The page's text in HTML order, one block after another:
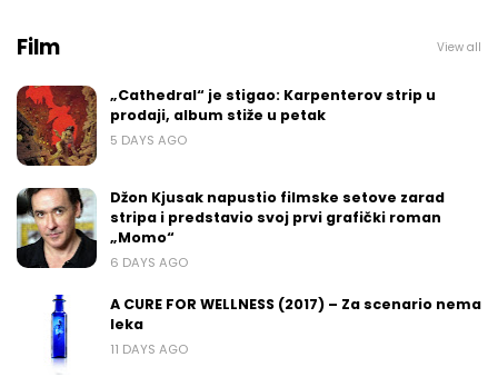
Film View all
„Cathedral“ je stigao: Karpenterov strip u
prodaji, album stiže u petak
5 DAYS AGO
Džon Kjusak napustio filmske setove zarad
stripa i predstavio svoj prvi grafički roman
„Momo“
6 DAYS AGO
A CURE FOR WELLNESS (2017) – Za scenario nema
leka
11 DAYS AGO